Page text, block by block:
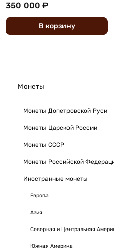
Монеты
Монеты Допетровской Руси
Монеты Царской России
Монеты СССР
Монеты Российской
Иностранные монеты
Европа
Азия
Северная и Центральная
Южная Америка
350 000 ₽
В корзину